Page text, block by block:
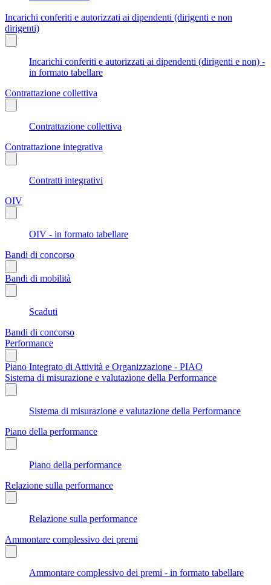
Incarichi conferiti e autorizzati ai dipendenti (dirigenti e non
dirigenti)
Incarichi conferiti e autorizzati ai dipendenti (dirigenti e non) -
in formato tabellare
Contrattazione collettiva
Contrattazione collettiva
Contrattazione integrativa
Contratti integrativi
OIV
OIV - in formato tabellare
Bandi di concorso
Bandi di mobilità
Scaduti
Bandi di concorso
Performance
Piano Integrato di Attività e Organizzazione - PIAO
Sistema di misurazione e valutazione della Performance
Sistema di misurazione e valutazione della Performance
Piano della performance
Piano della performance
Relazione sulla performance
Relazione sulla performance
Ammontare complessivo dei premi
Ammontare complessivo dei premi - in formato tabellare